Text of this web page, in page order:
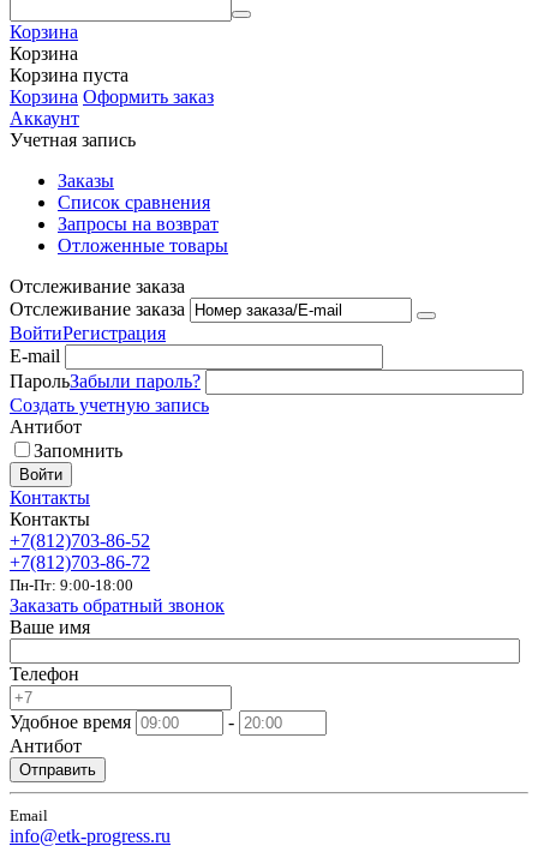
Корзина
Корзина
Корзина пуста
Корзина Оформить заказ
Аккаунт
Учетная запись
Заказы
Список сравнения
Запросы на возврат
Отложенные товары
Отслеживание заказа
Отслеживание заказа
ВойтиРегистрация
E-mail
ПарольЗабыли пароль?
Создать учетную запись
Антибот
Запомнить
Войти
Контакты
Контакты
+7(812)703-86-52
+7(812)703-86-72
Пн-Пт: 9:00-18:00
Заказать обратный звонок
Ваше имя
Телефон
Удобное время
-
Антибот
Отправить
Email
info@etk-progress.ru